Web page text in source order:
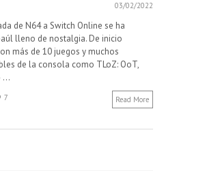
03/02/2022
de N64 a Switch Online se ha
lleno de nostalgia. De inicio
más de 10 juegos y muchos
de la consola como TLoZ: OoT,
...
7 Read More